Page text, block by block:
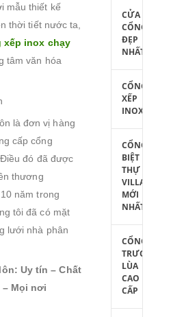
mẫu thiết kế
thời tiết nước ta,
xếp inox chạy
tâm văn hóa
là đơn vị hàng
cấp cổng
đó đã được
thương
năm trong
tôi đã có mặt
lưới nhà phân
Uy tín – Chất
Mọi nơi
CỬA
CỔNG
ĐẸP
NHẤT
CỔNG
XẾP
INOX
CỔNG
BIỆT
THỰ
VILLA
MỚI
NHẤT
CỔNG
TRƯỢT
LÙA
CAO
CẤP